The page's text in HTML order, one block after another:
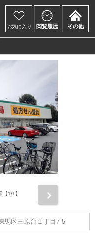
【1/1】
馬区三原台１丁目7-5